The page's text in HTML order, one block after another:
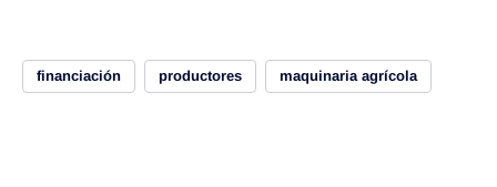
financiación productores maquinaria agrícola